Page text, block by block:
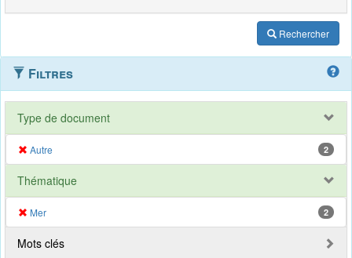
Rechercher
Filtres
Type de document
Autre 2
Thématique
Mer 2
Mots clés